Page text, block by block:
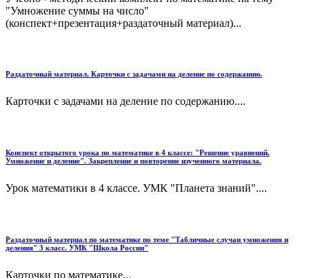
"Умножение суммы на число"
(конспект+презентация+раздаточный материал)...
Раздаточный материал. Карточки с задачами на деление по содержанию.
Карточки с задачами на деление по содержанию....
Конспект открытого урока по математике в 4 классе: "Решение уравнений.
Умножение и деление". Закрепление и повторение изученного материала.
Урок математики в 4 классе. УМК "Планета знаний"....
Раздаточный материал по математике по теме "Табличные случаи умножения и
деления" 3 класс. УМК "Школа России"
Карточки по математике...